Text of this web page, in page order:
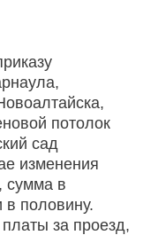
потолок
сад
изменения
сумма в
в половину.
за проезд,